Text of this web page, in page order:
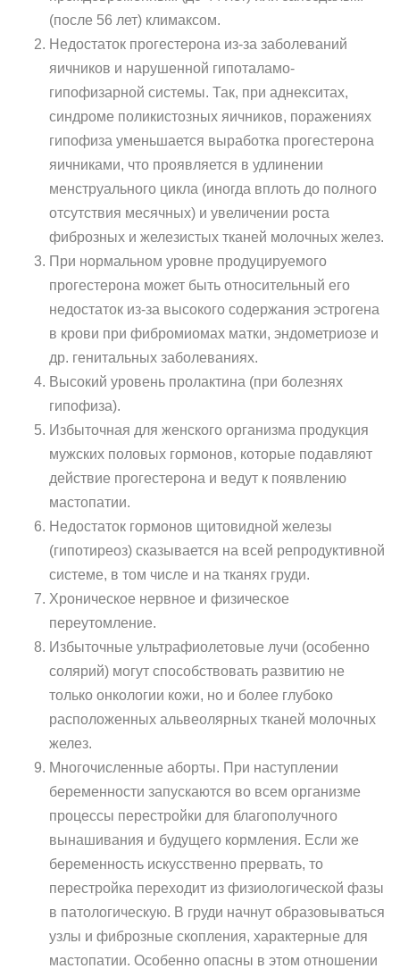
(после 56 лет) климаксом.
Недостаток прогестерона из-за заболеваний
яичников и нарушенной гипоталамо-
гипофизарной системы. Так, при аднекситах,
синдроме поликистозных яичников, поражениях
гипофиза уменьшается выработка прогестерона
яичниками, что проявляется в удлинении
менструального цикла (иногда вплоть до полного
отсутствия месячных) и увеличении роста
фиброзных и железистых тканей молочных желез.
При нормальном уровне продуцируемого
прогестерона может быть относительный его
недостаток из-за высокого содержания эстрогена
в крови при фибромиомах матки, эндометриозе и
др. генитальных заболеваниях.
Высокий уровень пролактина (при болезнях
гипофиза).
Избыточная для женского организма продукция
мужских половых гормонов, которые подавляют
действие прогестерона и ведут к появлению
мастопатии.
Недостаток гормонов щитовидной железы
(гипотиреоз) сказывается на всей репродуктивной
системе, в том числе и на тканях груди.
Хроническое нервное и физическое
переутомление.
Избыточные ультрафиолетовые лучи (особенно
солярий) могут способствовать развитию не
только онкологии кожи, но и более глубоко
расположенных альвеолярных тканей молочных
желез.
Многочисленные аборты. При наступлении
беременности запускаются во всем организме
процессы перестройки для благополучного
вынашивания и будущего кормления. Если же
беременность искусственно прервать, то
перестройка переходит из физиологической фазы
в патологическую. В груди начнут образовываться
узлы и фиброзные скопления, характерные для
мастопатии. Особенно опасны в этом отношении